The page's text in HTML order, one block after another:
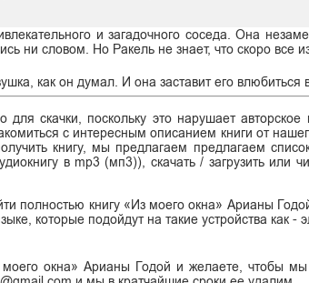
и загадочного соседа. Она
ни словом. Но Ракель не знает, что скоро все
как он думал. И она заставит его
скачки, поскольку это нарушает
с интересным описанием книги от
книгу, мы предлагаем предлагаем
в mp3 (мп3)), скачать / загрузить или
полностью книгу «Из моего окна» Арианы
которые подойдут на такие устройства как -
окна» Арианы Годой и желаете, чтобы